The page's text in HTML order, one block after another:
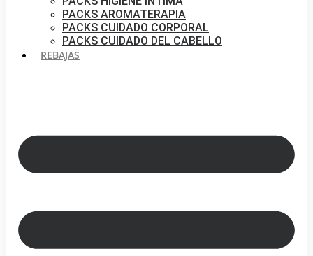
PACKS AROMATERAPIA
PACKS CUIDADO CORPORAL
PACKS CUIDADO DEL CABELLO
REBAJAS